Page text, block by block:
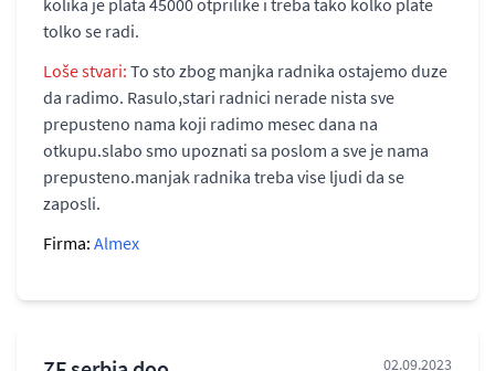
kolika je plata 45000 otprilike i treba tako kolko plate
tolko se radi.
Loše stvari: To sto zbog manjka radnika ostajemo duze
da radimo. Rasulo,stari radnici nerade nista sve
prepusteno nama koji radimo mesec dana na
otkupu.slabo smo upoznati sa poslom a sve je nama
prepusteno.manjak radnika treba vise ljudi da se
zaposli.
Firma: Almex
02.09.2023